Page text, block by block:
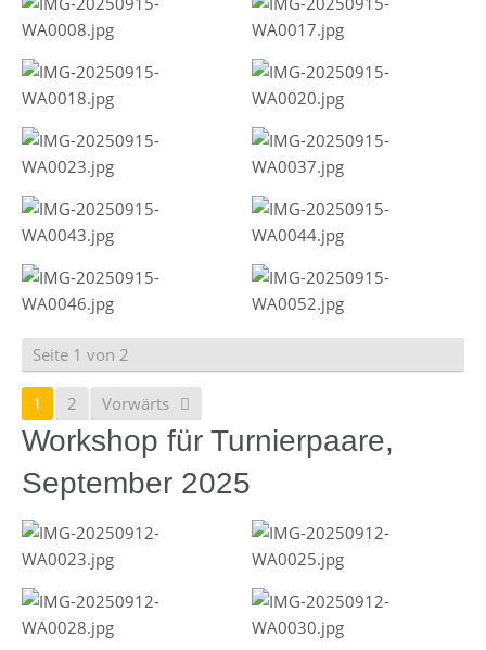
Seite 1 von 2
1 2 Vorwärts
Workshop für Turnierpaare,
September 2025